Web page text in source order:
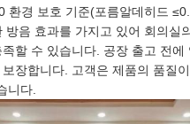
환경 보호 기준(포름알데히드
방음 효과를 가지고 있어 회의실
할 수 있습니다. 공장 출고 전에
장합니다. 고객은 제품의 품질
니다.